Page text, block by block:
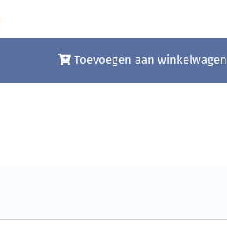
Toevoegen aan winkelwagen